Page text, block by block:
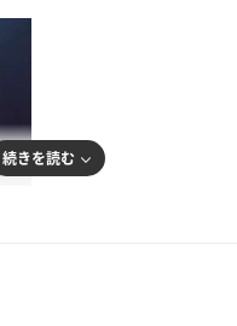
続きを読む